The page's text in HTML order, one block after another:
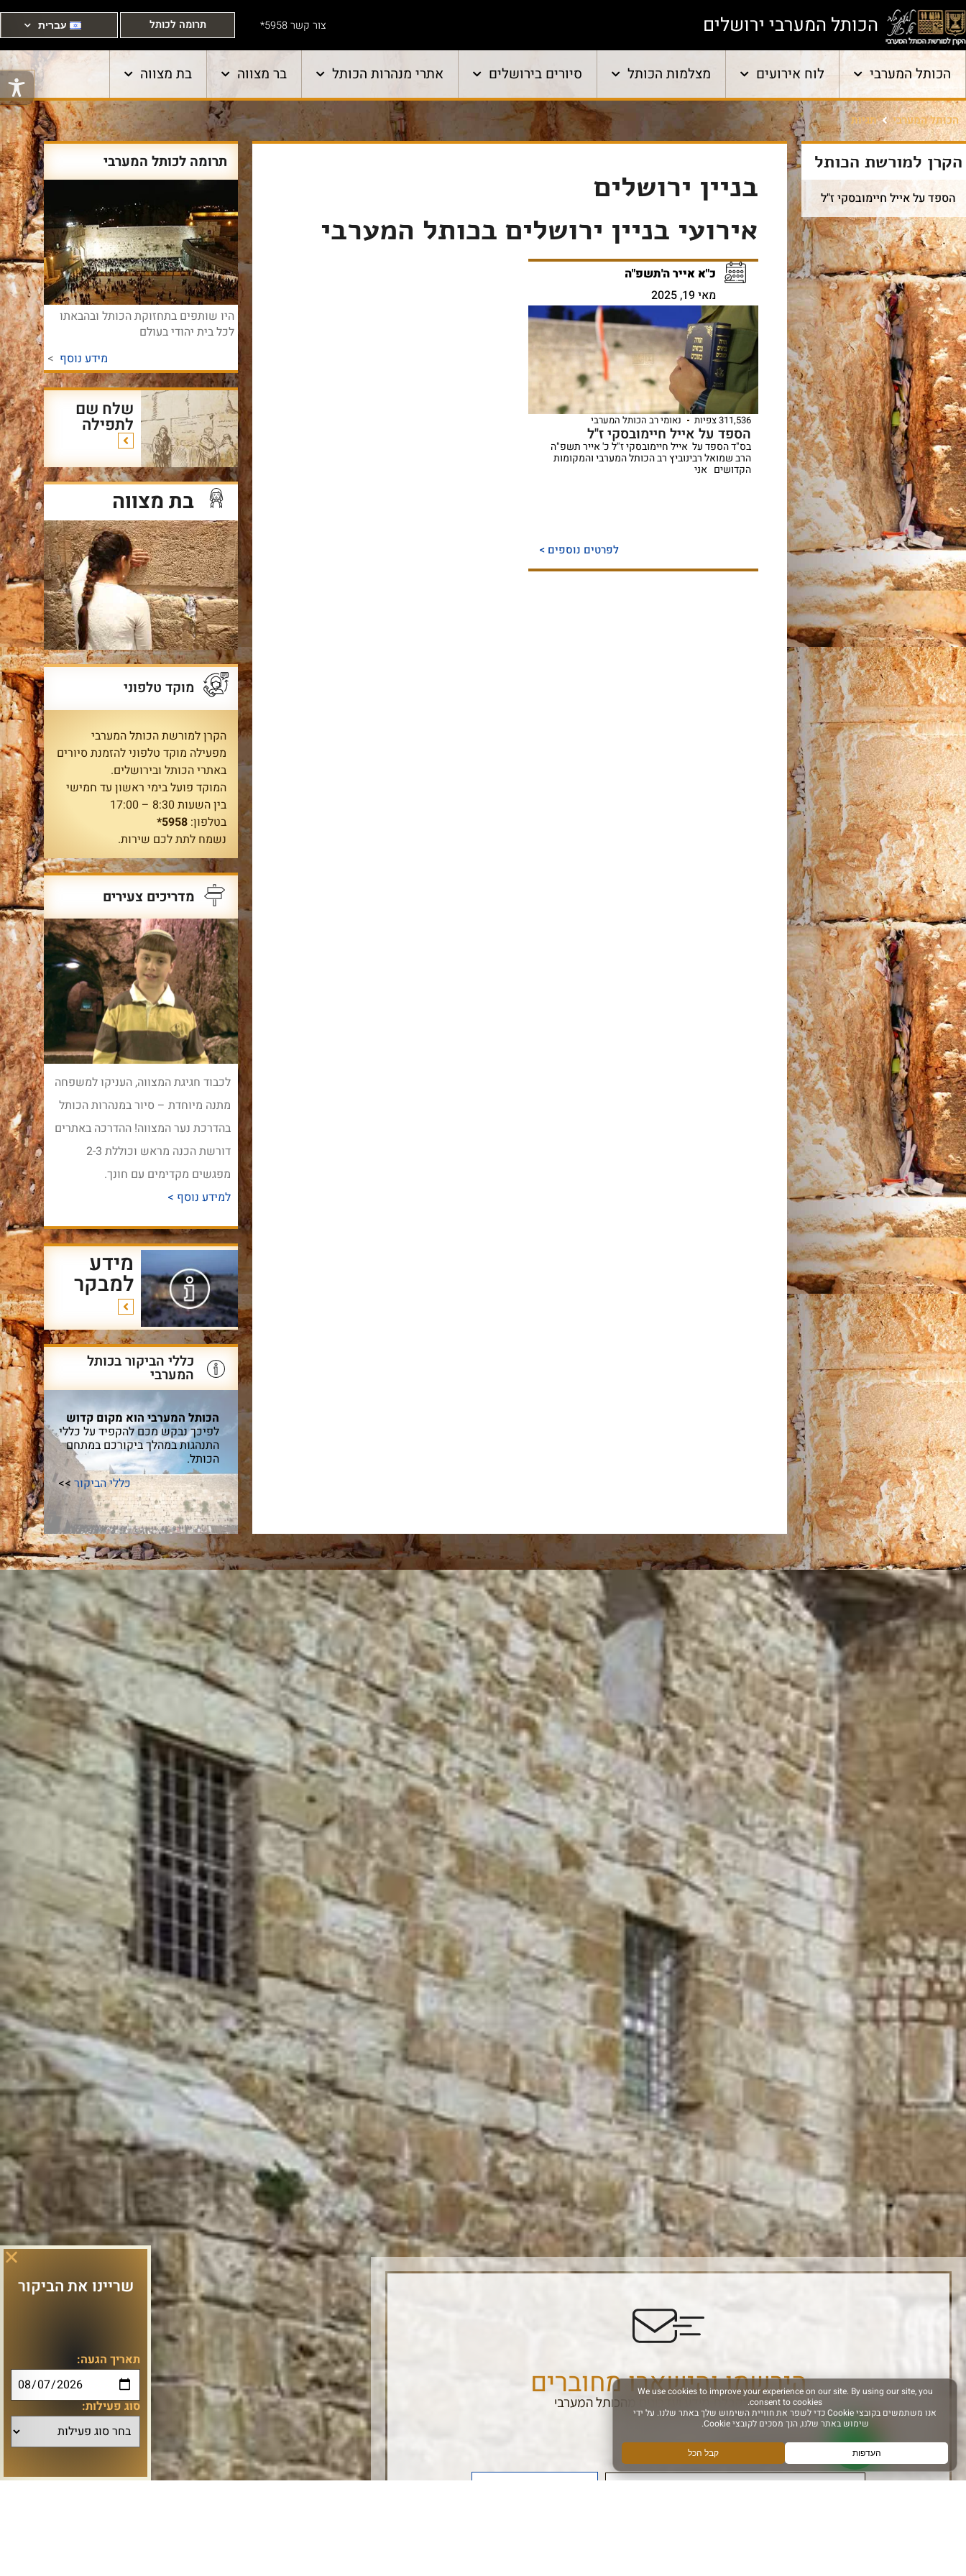
הכותל המערבי ירושלים צור קשר 5958* תרומה לכותל עברית
הכותל המערבי לוח אירועים מצלמות הכותל סיורים בירושלים אתרי מנהרות הכותל בר מצווה בת מצווה
הכותל המערבי תגיות
הקרן למורשת הכותל
הספד על אייל חיימובסקי ז"ל
בניין ירושלים
אירועי בניין ירושלים בכותל המערבי
כ"א אייר ה'תשפ"ה
מאי 19, 2025
311,536 צפיות נאומי רב הכותל המערבי
הספד על אייל חיימובסקי ז"ל
בס"ד הספד על אייל חיימובסקי ז"ל ‏כ' אייר תשפ"ה
הרב שמואל רבינוביץ רב הכותל המערבי והמקומות
הקדושים אני
לפרטים נוספים >
תרומה לכותל המערבי
היו שותפים בתחזוקת הכותל ובהבאתו
לכל בית יהודי בעולם
מידע נוסף >
שלח שם
לתפילה
בת מצווה
מוקד טלפוני
הקרן למורשת הכותל המערבי
מפעילה מוקד טלפוני להזמנת סיורים
באתרי הכותל ובירושלים.
המוקד פועל בימי ראשון עד חמישי
בין השעות 8:30 – 17:00
בטלפון: 5958*
נשמח לתת לכם שירות.
מדריכים צעירים
לכבוד חגיגת המצווה, העניקו למשפחה
מתנה מיוחדת – סיור במנהרות הכותל
בהדרכת נער המצווה! ההדרכה באתרים
דורשת הכנה מראש וכוללת 2-3
מפגשים מקדימים עם חונך.
למידע נוסף >
מידע
למבקר
כללי הביקור בכותל
המערבי
הכותל המערבי הוא מקום קדוש
לפיכך נבקש מכם להקפיד על כללי
התנהגות במהלך ביקורכם במתחם
הכותל.
כללי הביקור>>
הירשמו והישארו מחוברים
הרשם לקבלת מידע ועדכונים מהכותל המערבי
אני מאשר קבלת מידע
שריינו את הביקור
תאריך הגעה:
סוג פעילות: